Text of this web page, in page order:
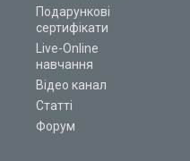
Подарункові
сертифікати
Live-Online
навчання
Відео канал
Статті
Форум